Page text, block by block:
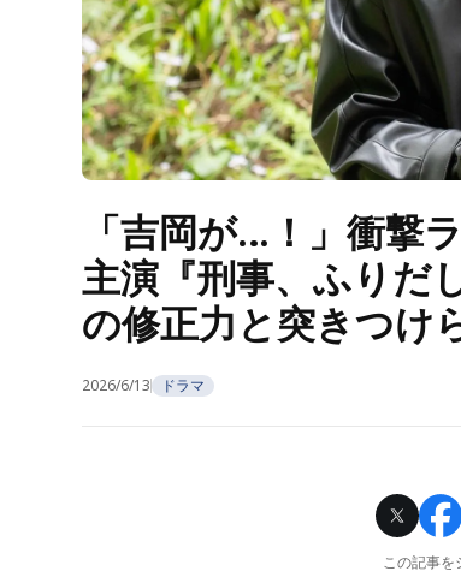
「吉岡が…！」衝撃
主演『刑事、ふりだ
の修正力と突きつけ
2026/6/13 ドラマ
この記事を